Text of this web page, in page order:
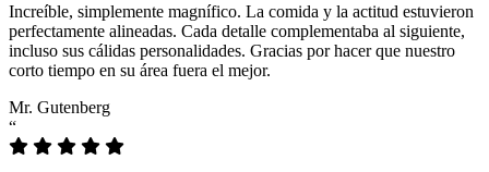
Increíble, simplemente magnífico. La comida y la actitud estuvieron
perfectamente alineadas. Cada detalle complementaba al siguiente,
incluso sus cálidas personalidades. Gracias por hacer que nuestro
corto tiempo en su área fuera el mejor.
Mr. Gutenberg
“